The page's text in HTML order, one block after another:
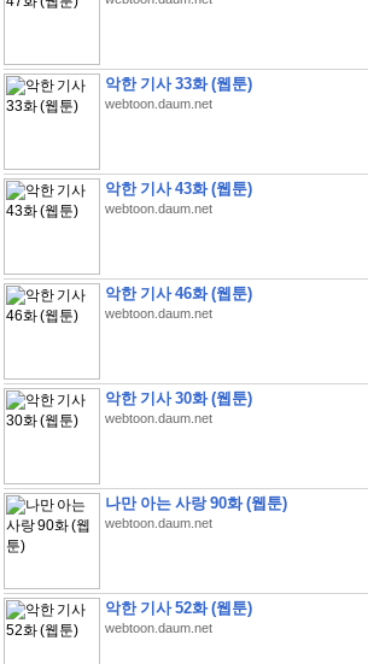
악한 기사 33화 (웹툰)
webtoon.daum.net
악한 기사 43화 (웹툰)
webtoon.daum.net
악한 기사 46화 (웹툰)
webtoon.daum.net
악한 기사 30화 (웹툰)
webtoon.daum.net
나만 아는 사랑 90화 (웹툰)
webtoon.daum.net
악한 기사 52화 (웹툰)
webtoon.daum.net